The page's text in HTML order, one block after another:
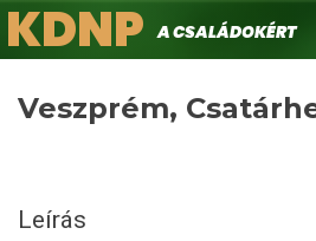
Ugrás
a
Keresés
KDNPA családokért.
Veszprém,
Leírás